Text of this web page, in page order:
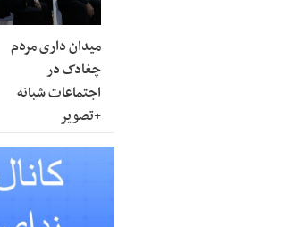
میدان داری مردم
چغادک در
اجتماعات شبانه
+تصویر